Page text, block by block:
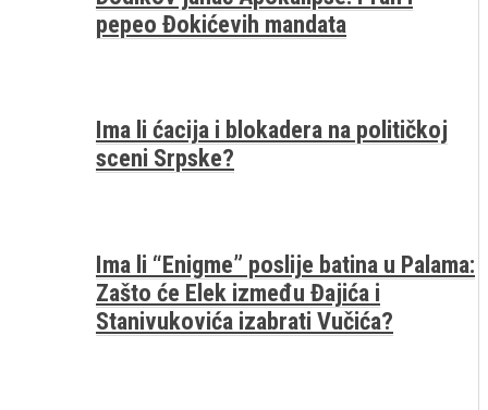
pepeo Đokićevih mandata
Ima li ćacija i blokadera na političkoj
sceni Srpske?
Ima li “Enigme” poslije batina u Palama:
Zašto će Elek između Đajića i
Stanivukovića izabrati Vučića?